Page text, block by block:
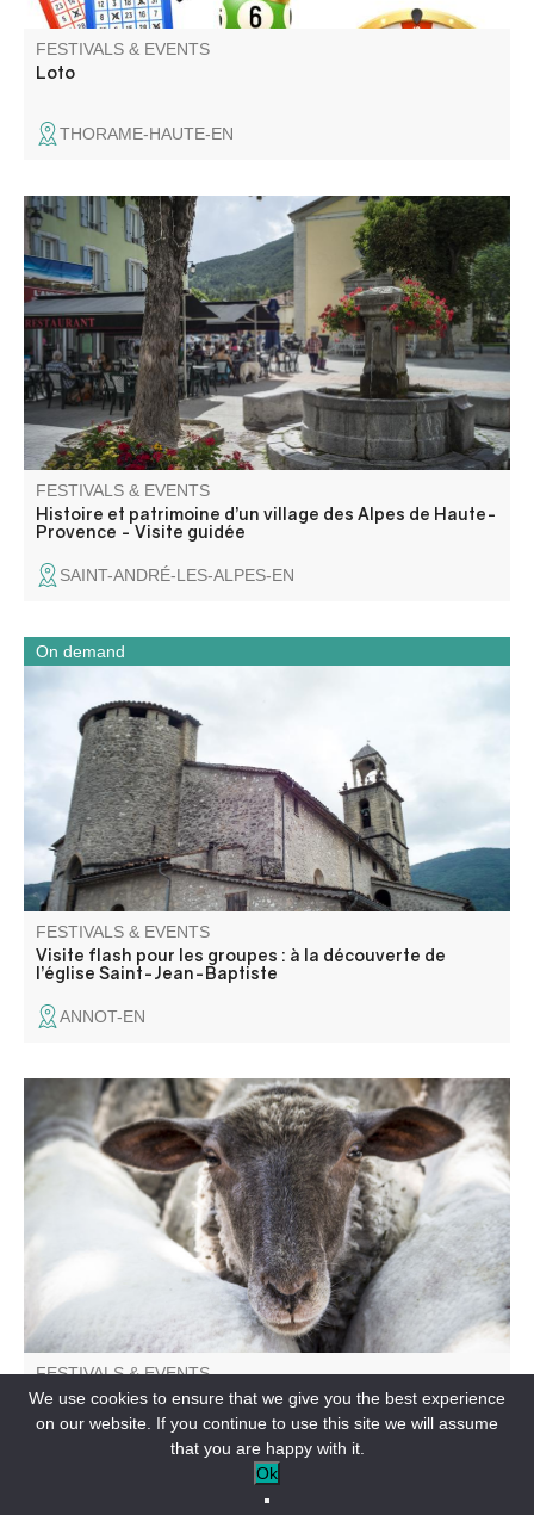
FESTIVALS & EVENTS
Loto
THORAME-HAUTE-EN
Through the old town, canals and former industrial sites,
this guided tour traces the evolution of Saint-André-les-
Alpes.
FESTIVALS & EVENTS
Histoire et patrimoine d’un village des Alpes de Haute-
Provence - Visite guidée
SAINT-ANDRÉ-LES-ALPES-EN
d’une visite flash guidée pour les groupes. En un temps
court, l’église et la chapelle des Pénitents révèlent leur
architecture, leurs œuvres et les traditions locales.
FESTIVALS & EVENTS
Visite flash pour les groupes : à la découverte de
l’église Saint-Jean-Baptiste
On demand
ANNOT-EN
Livestock presentation, small market, lavender distillation
and rides with Séol'Anes. Musical entertainment with Le
Skafoutch'.
FESTIVALS & EVENTS
18th Festival of Shepherds and Shepherdesses
THORAME-HAUTE-EN
We use cookies to ensure that we give you the best experience
on our website. If you continue to use this site we will assume
that you are happy with it.
Ok